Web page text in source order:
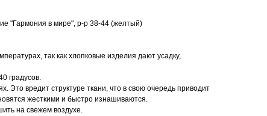
"Гармония в мире", р-р 38-44 (желтый)
так как хлопковые изделия дают усадку,
градусов.
Это вредит структуре ткани, что в свою очередь приводит
жесткими и быстро изнашиваются.
на свежем воздухе.